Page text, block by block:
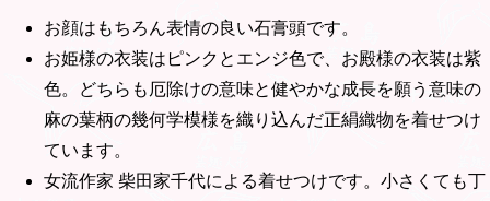
お顔はもちろん表情の良い石膏頭です。
お姫様の衣装はピンクとエンジ色で、お殿様の衣装は紫
色。どちらも厄除けの意味と健やかな成長を願う意味の
麻の葉柄の幾何学模様を織り込んだ正絹織物を着せつけ
ています。
女流作家 柴田家千代による着せつけです。小さくても丁